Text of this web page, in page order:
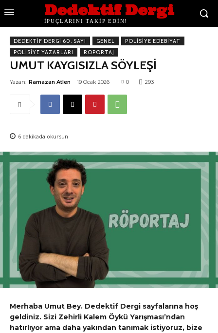
Dedektif Dergi
İPUÇLARINI TAKİP EDİN!
DEDEKTIF DERGI 60. SAYI GENEL
POLISIYE EDEBIYAT
POLISIYE YAZARLARI
RÖPORTAJ
UMUT KAYGISIZLA SÖYLEŞİ
Yazan: Ramazan Atlen 19 Ocak 2026 0 293
6 dakikada okursun
Merhaba Umut Bey. Dedektif Dergi sayfalarına hoş
geldiniz. Sizi Zehirli Kalem Öykü Yarışması’ndan
hatırlıyor ama daha yakından tanımak istiyoruz, bize